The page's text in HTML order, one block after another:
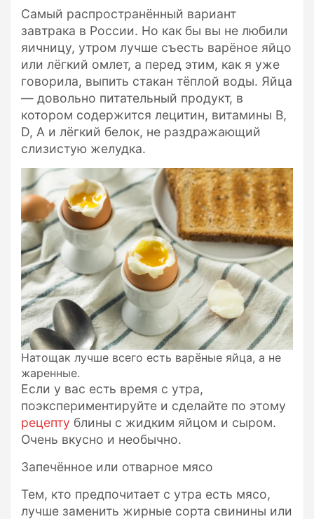
Самый распространённый вариант
завтрака в России. Но как бы вы не любили
яичницу, утром лучше съесть варёное яйцо
или лёгкий омлет, а перед этим, как я уже
говорила, выпить стакан тёплой воды. Яйца
— довольно питательный продукт, в
котором содержится лецитин, витамины В,
D, А и лёгкий белок, не раздражающий
слизистую желудка.
Натощак лучше всего есть варёные яйца, а не
жаренные.
Если у вас есть время с утра,
поэкспериментируйте и сделайте по этому
рецепту блины с жидким яйцом и сыром.
Очень вкусно и необычно.
Запечённое или отварное мясо
Тем, кто предпочитает с утра есть мясо,
лучше заменить жирные сорта свинины или